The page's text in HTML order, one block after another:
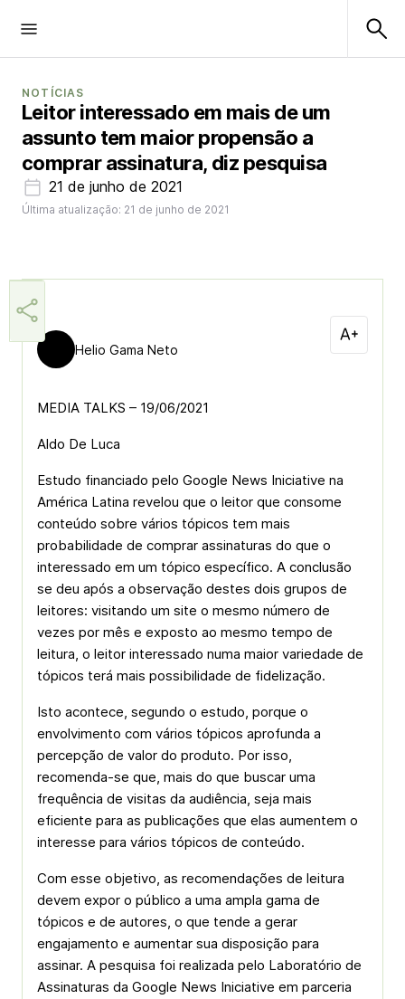
NOTÍCIAS
Leitor interessado em mais de um
assunto tem maior propensão a
comprar assinatura, diz pesquisa
21 de junho de 2021
Última atualização: 21 de junho de 2021
Helio Gama Neto
MEDIA TALKS – 19/06/2021
Aldo De Luca
Estudo financiado pelo Google News Iniciative na
América Latina revelou que o leitor que consome
conteúdo sobre vários tópicos tem mais
probabilidade de comprar assinaturas do que o
interessado em um tópico específico. A conclusão
se deu após a observação destes dois grupos de
leitores: visitando um site o mesmo número de
vezes por mês e exposto ao mesmo tempo de
leitura, o leitor interessado numa maior variedade de
tópicos terá mais possibilidade de fidelização.
Isto acontece, segundo o estudo, porque o
envolvimento com vários tópicos aprofunda a
percepção de valor do produto. Por isso,
recomenda-se que, mais do que buscar uma
frequência de visitas da audiência, seja mais
eficiente para as publicações que elas aumentem o
interesse para vários tópicos de conteúdo.
Com esse objetivo, as recomendações de leitura
devem expor o público a uma ampla gama de
tópicos e de autores, o que tende a gerar
engajamento e aumentar sua disposição para
assinar. A pesquisa foi realizada pelo Laboratório de
Assinaturas da Google News Iniciative em parceria